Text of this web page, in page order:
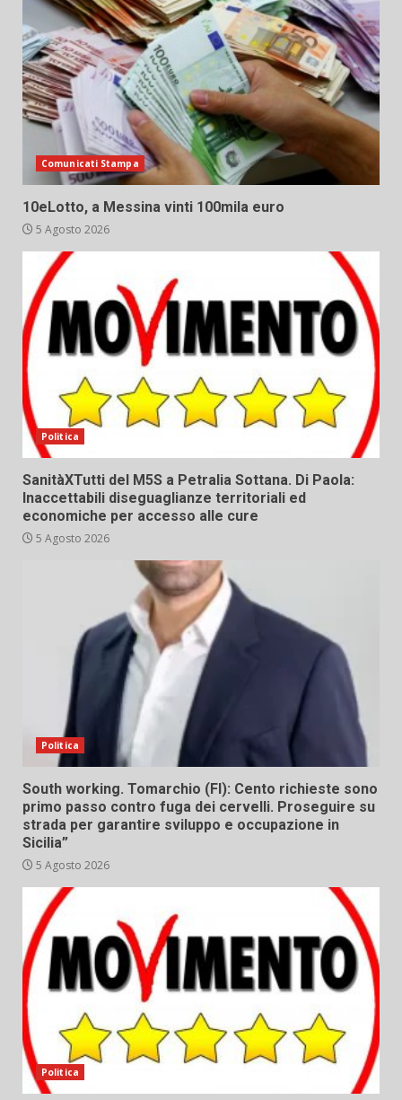
Comunicati Stampa
10eLotto, a Messina vinti 100mila euro
5 Agosto 2026
Politica
SanitàXTutti del M5S a Petralia Sottana. Di Paola:
Inaccettabili diseguaglianze territoriali ed
economiche per accesso alle cure
5 Agosto 2026
Politica
South working. Tomarchio (FI): Cento richieste sono
primo passo contro fuga dei cervelli. Proseguire su
strada per garantire sviluppo e occupazione in
Sicilia”
5 Agosto 2026
Politica